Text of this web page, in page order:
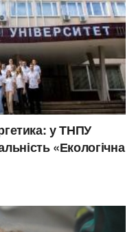
у ТНПУ
«Екологічна